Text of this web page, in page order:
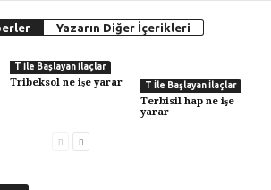
Yazarın Diğer İçerikleri
T İle Başlayan İlaçlar
Tribeksol ne işe yarar T İle Başlayan İlaçlar
Terbisil hap ne işe
yarar